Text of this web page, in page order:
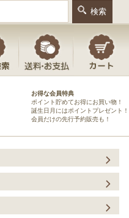
お得な会員特典
ポイント貯めてお得にお買い物！
誕生日月にはポイントプレゼント！
会員だけの先行予約販売も！